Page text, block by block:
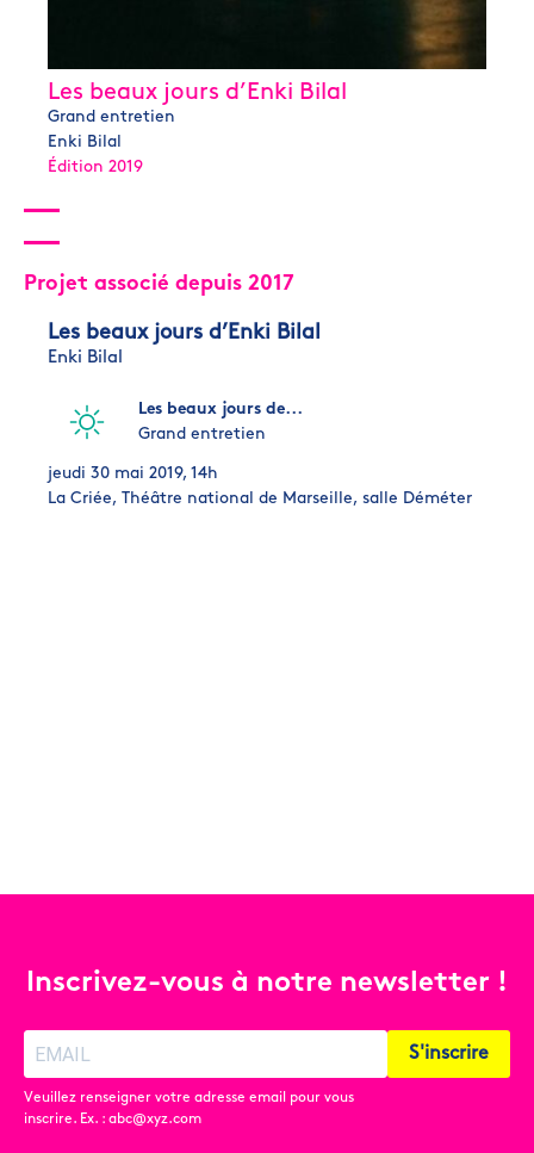
Les beaux jours d’Enki Bilal
Grand entretien
Enki Bilal
Édition 2019
Projet associé depuis 2017
Les beaux jours d’Enki Bilal
Enki Bilal
Les beaux jours de...
Grand entretien
jeudi 30 mai 2019, 14h
La Criée, Théâtre national de Marseille, salle Déméter
Inscrivez-vous à notre newsletter !
Veuillez renseigner votre adresse email pour vous
inscrire. Ex. : abc@xyz.com
S'inscrire